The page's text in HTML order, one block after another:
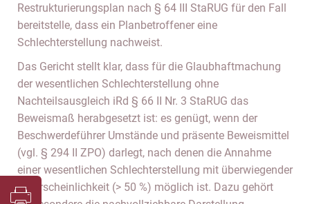
Restrukturierungsplan nach § 64 III StaRUG für den Fall
bereitstelle, dass ein Planbetroffener eine
Schlechterstellung nachweist.
Das Gericht stellt klar, dass für die Glaubhaftmachung
der wesentlichen Schlechterstellung ohne
Nachteilsausgleich iRd § 66 II Nr. 3 StaRUG das
Beweismaß herabgesetzt ist: es genügt, wenn der
Beschwerdeführer Umstände und präsente Beweismittel
(vgl. § 294 II ZPO) darlegt, nach denen die Annahme
einer wesentlichen Schlechterstellung mit überwiegender
Wahrscheinlichkeit (> 50 %) möglich ist. Dazu gehört